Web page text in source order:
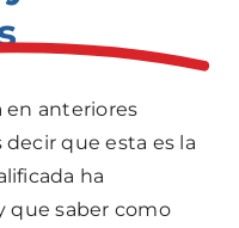
en anteriores
que esta es la
ha
que saber como